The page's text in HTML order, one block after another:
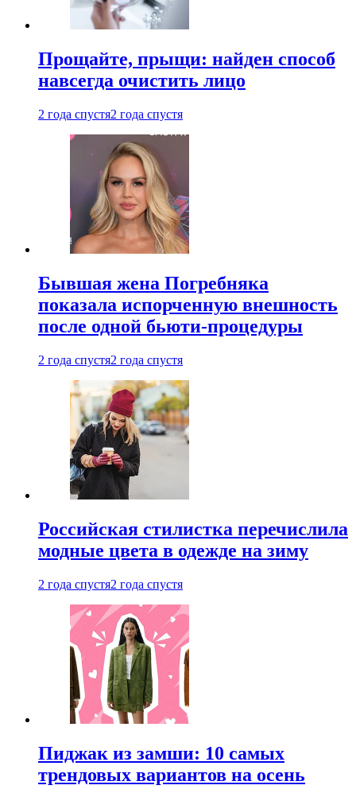
Прощайте, прыщи: найден способ
навсегда очистить лицо
2 года спустя2 года спустя
Бывшая жена Погребняка
показала испорченную внешность
после одной бьюти-процедуры
2 года спустя2 года спустя
Российская стилистка перечислила
модные цвета в одежде на зиму
2 года спустя2 года спустя
Пиджак из замши: 10 самых
трендовых вариантов на осень